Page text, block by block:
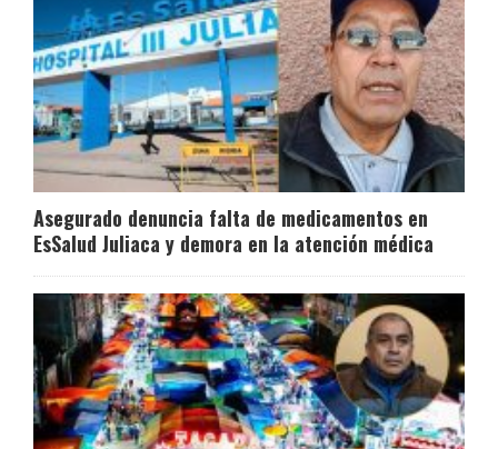
Asegurado denuncia falta de medicamentos en
EsSalud Juliaca y demora en la atención médica